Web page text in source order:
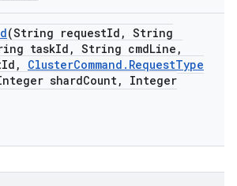
(String requestId , String
taskId , String cmdLine ,
Id , ClusterCommand . RequestType
shardCount,
Integer